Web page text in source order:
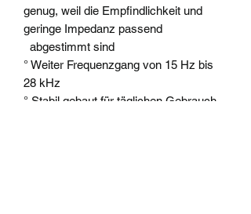
genug, weil die Empfindlichkeit und
geringe Impedanz passend
abgestimmt sind
° Weiter Frequenzgang von 15 Hz bis
28 kHz
° Stabil gebaut für täglichen Gebrauch